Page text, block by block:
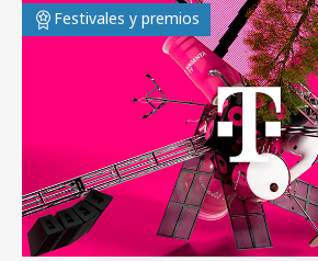
Festivales y premios